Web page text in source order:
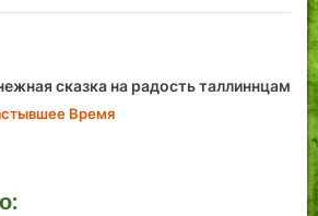
сказка на радость таллиннцам
Время